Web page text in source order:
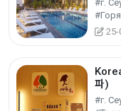
#г.
25-
파)
#г.